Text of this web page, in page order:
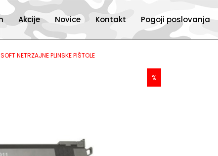
Akcije Novice Kontakt Pogoji poslovanja
NETRZAJNE PLINSKE PIŠTOLE
%